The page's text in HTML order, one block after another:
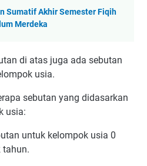
Sumatif Akhir Semester Fiqih
Merdeka
di atas juga ada sebutan
usia.
sebutan yang didasarkan
usia:
untuk kelompok usia 0
tahun.